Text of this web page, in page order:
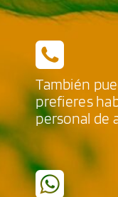
También
prefieres
personal de